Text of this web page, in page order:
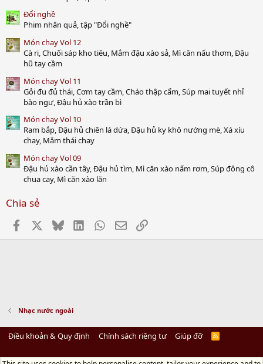
Đổi nghề
Phim nhân quả, tập "Đổi nghề"
Món chay Vol 12
Cà ri, Chuối sáp kho tiêu, Mắm đậu xào sả, Mì căn nấu thơm, Đậu
hũ tay cầm
Món chay Vol 11
Gỏi đu đủ thái, Cơm tay cầm, Cháo thập cẩm, Súp mai tuyết nhỉ
bào ngư, Đậu hủ xào trần bì
Món chay Vol 10
Ram bắp, Đậu hủ chiên lá dứa, Đậu hủ ky khô nướng mè, Xá xíu
chay, Mắm thái chay
Món chay Vol 09
Đậu hủ xào cần tây, Đậu hủ tìm, Mì căn xào nấm rơm, Súp đông cô
chua cay, Mì căn xào lăn
Chia sẻ
Facebook BlueskyLinkedInWhatsApp
EmailLink
Nhạc nước ngoài
Điều khoản & Quy định Chính sách riêng tư Giúp đỡ
R